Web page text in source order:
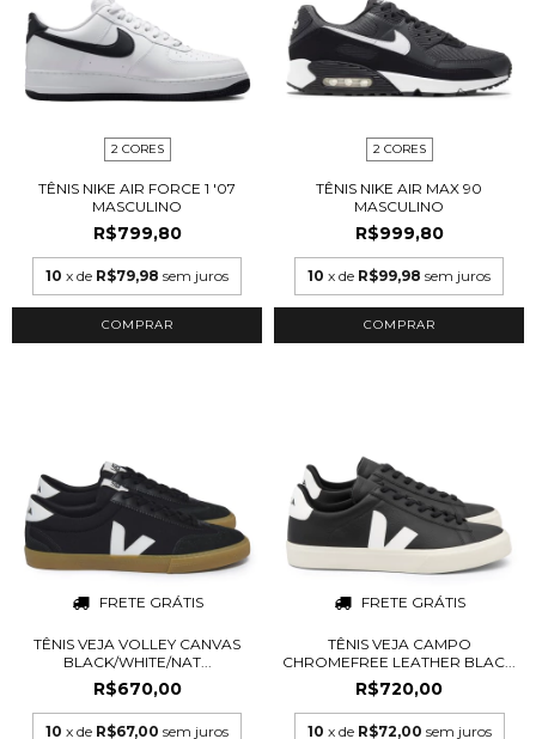
2 CORES
TÊNIS NIKE AIR FORCE 1 '07
MASCULINO
R$799,80
10 x de R$79,98 sem juros
COMPRAR
2 CORES
TÊNIS NIKE AIR MAX 90
MASCULINO
R$999,80
10 x de R$99,98 sem juros
COMPRAR
FRETE GRÁTIS
TÊNIS VEJA VOLLEY CANVAS
BLACK/WHITE/NAT...
R$670,00
10 x de R$67,00 sem juros
FRETE GRÁTIS
TÊNIS VEJA CAMPO
CHROMEFREE LEATHER BLAC...
R$720,00
10 x de R$72,00 sem juros